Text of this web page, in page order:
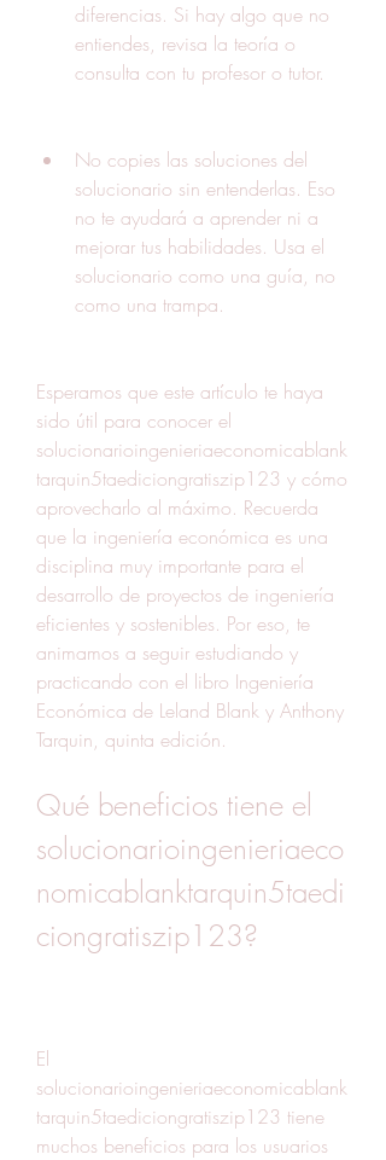
diferencias. Si hay algo que no
entiendes, revisa la teoría o
consulta con tu profesor o tutor.
No copies las soluciones del
solucionario sin entenderlas. Eso
no te ayudará a aprender ni a
mejorar tus habilidades. Usa el
solucionario como una guía, no
como una trampa.
Esperamos que este artículo te haya
sido útil para conocer el
solucionarioingenieriaeconomicablank
tarquin5taediciongratiszip123 y cómo
aprovecharlo al máximo. Recuerda
que la ingeniería económica es una
disciplina muy importante para el
desarrollo de proyectos de ingeniería
eficientes y sostenibles. Por eso, te
animamos a seguir estudiando y
practicando con el libro Ingeniería
Económica de Leland Blank y Anthony
Tarquin, quinta edición.
Qué beneficios tiene el
solucionarioingenieriaeco
nomicablanktarquin5taedi
ciongratiszip123?
El
solucionarioingenieriaeconomicablank
tarquin5taediciongratiszip123 tiene
muchos beneficios para los usuarios